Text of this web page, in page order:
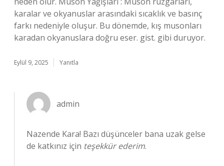
karalar ve okyanuslar arasındaki sıcaklık ve basınç
farkı nedeniyle oluşur. Bu dönemde, kış musonları
karadan okyanuslara doğru eser. gist. gibi duruyor.
Eylül 9, 2025 Yanıtla
admin
Nazende Kara! Bazı düşünceler bana uzak gelse
de katkınız için teşekkür ederim.